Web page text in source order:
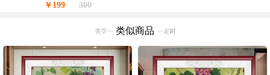
￥199 300
类似商品